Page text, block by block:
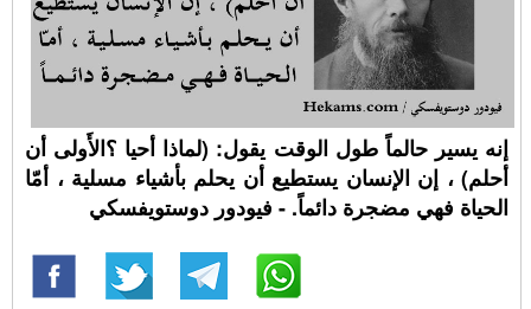
إنه يسير حالماً طول الوقت يقول: (لماذا أحيا ؟الأَولى أن
أحلم) ، إن الإنسان يستطيع أن يحلم بأشياء مسلية ، أمّا
الحياة فهي مضجرة دائماً. - فيودور دوستويفسكي